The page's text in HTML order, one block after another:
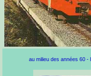
au milieu des années 60 -